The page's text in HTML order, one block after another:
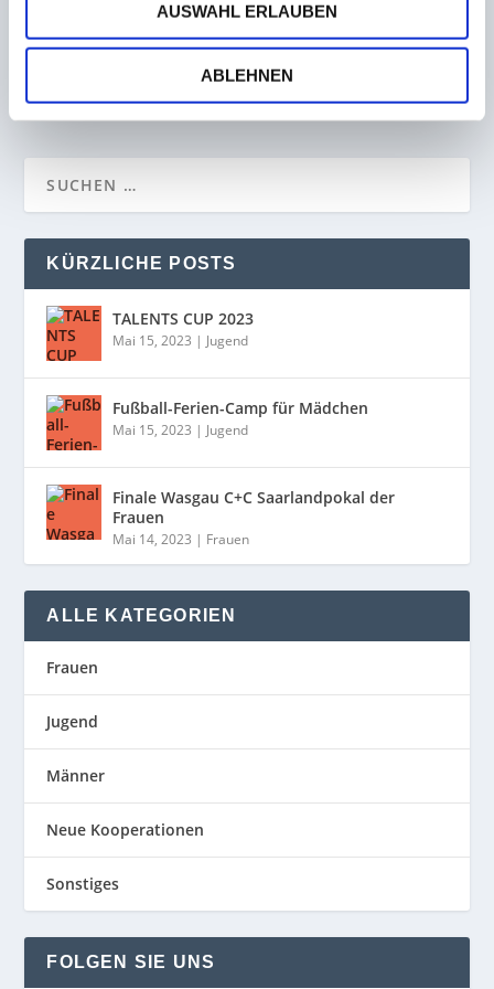
AUSWAHL ERLAUBEN
ABLEHNEN
Nach fünf Siegen in Folge! Elversberg im
Topspiel gegen Dresden mit Unentschieden
KÜRZLICHE POSTS
TALENTS CUP 2023
Mai 15, 2023 | Jugend
Fußball-Ferien-Camp für Mädchen
Mai 15, 2023 | Jugend
Finale Wasgau C+C Saarlandpokal der
Frauen
Mai 14, 2023 | Frauen
ALLE KATEGORIEN
Frauen
Jugend
Männer
Neue Kooperationen
Sonstiges
FOLGEN SIE UNS